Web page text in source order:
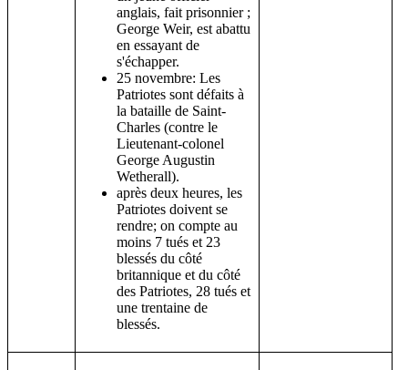
anglais, fait prisonnier ;
George Weir, est abattu
en essayant de
s'échapper.
25 novembre: Les
Patriotes sont défaits à
la bataille de Saint-
Charles (contre le
Lieutenant-colonel
George Augustin
Wetherall).
après deux heures, les
Patriotes doivent se
rendre; on compte au
moins 7 tués et 23
blessés du côté
britannique et du côté
des Patriotes, 28 tués et
une trentaine de
blessés.